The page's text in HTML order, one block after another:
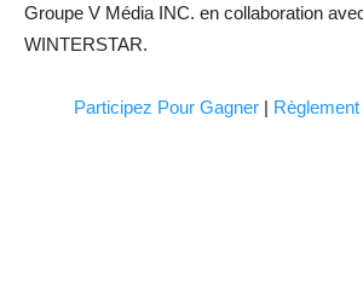
Groupe V Média INC. en collaboration
WINTERSTAR.
Participez Pour Gagner|